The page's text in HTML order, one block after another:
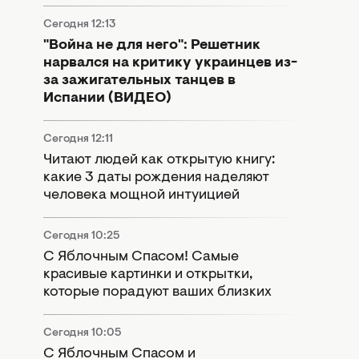
Сегодня 12:13
"Война не для него": Решетник
нарвался на критику украинцев из-
за зажигательных танцев в
Испании (ВИДЕО)
Сегодня 12:11
Читают людей как открытую книгу:
какие 3 даты рождения наделяют
человека мощной интуицией
Сегодня 10:25
С Яблочным Спасом! Самые
красивые картинки и открытки,
которые порадуют ваших близких
Сегодня 10:05
С Яблочным Спасом и